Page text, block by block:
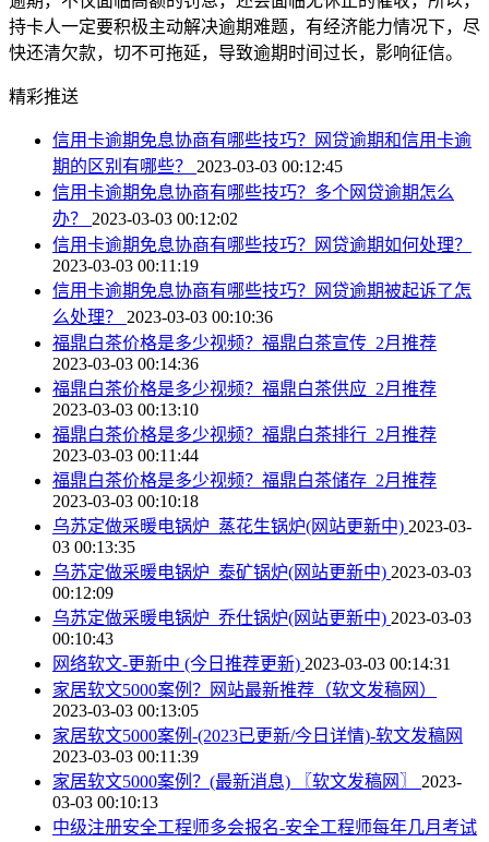
持卡人一定要积极主动解决逾期难题，有经济能力情况下，尽
快还清欠款，切不可拖延，导致逾期时间过长，影响征信。
精彩推送
信用卡逾期免息协商有哪些技巧？网贷逾期和信用卡逾
期的区别有哪些？ 2023-03-03 00:12:45
信用卡逾期免息协商有哪些技巧？多个网贷逾期怎么
办？ 2023-03-03 00:12:02
信用卡逾期免息协商有哪些技巧？网贷逾期如何处理？
2023-03-03 00:11:19
信用卡逾期免息协商有哪些技巧？网贷逾期被起诉了怎
么处理？ 2023-03-03 00:10:36
福鼎白茶价格是多少视频？福鼎白茶宣传_2月推荐
2023-03-03 00:14:36
福鼎白茶价格是多少视频？福鼎白茶供应_2月推荐
2023-03-03 00:13:10
福鼎白茶价格是多少视频？福鼎白茶排行_2月推荐
2023-03-03 00:11:44
福鼎白茶价格是多少视频？福鼎白茶储存_2月推荐
2023-03-03 00:10:18
乌苏定做采暖电锅炉_蒸花生锅炉(网站更新中) 2023-03-
03 00:13:35
乌苏定做采暖电锅炉_泰矿锅炉(网站更新中) 2023-03-03
00:12:09
乌苏定做采暖电锅炉_乔仕锅炉(网站更新中) 2023-03-03
00:10:43
网络软文-更新中 (今日推荐更新) 2023-03-03 00:14:31
家居软文5000案例？网站最新推荐（软文发稿网）
2023-03-03 00:13:05
家居软文5000案例-(2023已更新/今日详情)-软文发稿网
2023-03-03 00:11:39
家居软文5000案例？(最新消息) 〖软文发稿网〗 2023-
03-03 00:10:13
中级注册安全工程师多会报名-安全工程师每年几月考试